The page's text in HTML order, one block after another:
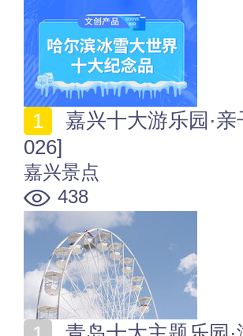
026]
嘉兴景点
438